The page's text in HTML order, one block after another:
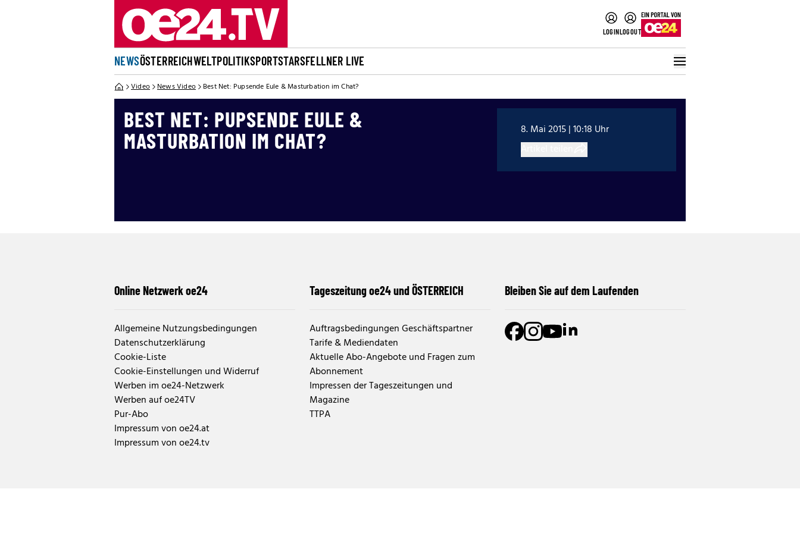
LOGINLOGOUT
NEWSÖSTERREICHWELTPOLITIKSPORTSTARSFELLNER LIVE
Video News Video Best Net: Pupsende Eule & Masturbation im Chat?
BEST NET: PUPSENDE EULE &
MASTURBATION IM CHAT?
8. Mai 2015 | 10:18 Uhr
Online Netzwerk oe24
Allgemeine Nutzungsbedingungen
Datenschutzerklärung
Cookie-Liste
Cookie-Einstellungen und Widerruf
Werben im oe24-Netzwerk
Werben auf oe24TV
Pur-Abo
Impressum von oe24.at
Impressum von oe24.tv
Tageszeitung oe24 und ÖSTERREICH
Auftragsbedingungen Geschäftspartner
Tarife & Mediendaten
Aktuelle Abo-Angebote und Fragen zum
Abonnement
Impressen der Tageszeitungen und
Magazine
TTPA
Bleiben Sie auf dem Laufenden